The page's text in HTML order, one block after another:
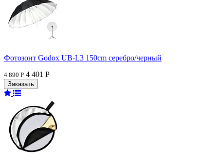
Фотозонт Godox UB-L3 150cm серебро/черный
4 890 Р 4 401 Р